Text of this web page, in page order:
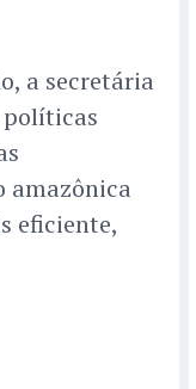
a secretária
políticas
amazônica
eficiente,